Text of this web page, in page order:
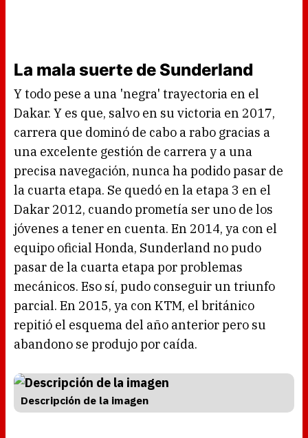
La mala suerte de Sunderland
Y todo pese a una 'negra' trayectoria en el
Dakar. Y es que, salvo en su victoria en 2017,
carrera que dominó de cabo a rabo gracias a
una excelente gestión de carrera y a una
precisa navegación, nunca ha podido pasar de
la cuarta etapa. Se quedó en la etapa 3 en el
Dakar 2012, cuando prometía ser uno de los
jóvenes a tener en cuenta. En 2014, ya con el
equipo oficial Honda, Sunderland no pudo
pasar de la cuarta etapa por problemas
mecánicos. Eso sí, pudo conseguir un triunfo
parcial. En 2015, ya con KTM, el británico
repitió el esquema del año anterior pero su
abandono se produjo por caída.
Descripción de la imagen